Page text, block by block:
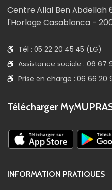
Centre Allal Ben Abdellah
l'Horloge Casablanca -
Tél : 05 22 20 45 45 (LG)
Assistance sociale : 06 67
Prise en charge : 06 66 20
Télécharger
INFORMATION PRATIQUES